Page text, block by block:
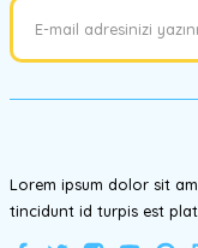
Ürün bilgilerinde
Lorem ipsum dolor sit
tincidunt id turpis est